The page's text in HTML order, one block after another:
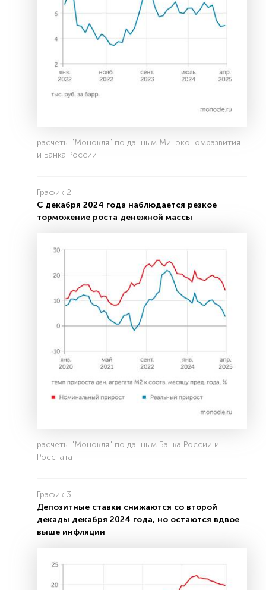
расчеты "Монокля" по данным Минэкономразвития
и Банка России
График 2
С декабря 2024 года наблюдается резкое
торможение роста денежной массы
расчеты "Монокля" по данным Банка России и
Росстата
График 3
Депозитные ставки снижаются со второй
декады декабря 2024 года, но остаются вдвое
выше инфляции